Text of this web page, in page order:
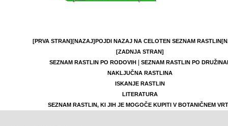
[PRVA STRAN][NAZAJ]POJDI NAZAJ NA CELOTEN SEZNAM RASTLIN
[ZADNJA STRAN]
SEZNAM RASTLIN PO RODOVIH|
SEZNAM RASTLIN PO
NAKLJUČNA RASTLINA
ISKANJE RASTLIN
LITERATURA
SEZNAM RASTLIN, KI JIH JE MOGOČE KUPITI V BOTANIČNEM